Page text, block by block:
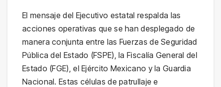
El mensaje del Ejecutivo estatal respalda las
acciones operativas que se han desplegado de
manera conjunta entre las Fuerzas de Seguridad
Pública del Estado (FSPE), la Fiscalía General del
Estado (FGE), el Ejército Mexicano y la Guardia
Nacional. Estas células de patrullaje e